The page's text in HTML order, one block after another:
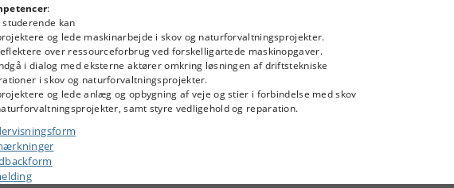
:
studerende kan
og lede maskinarbejde i skov og naturforvaltningsprojekter.
over ressourceforbrug ved forskelligartede maskinopgaver.
i dialog med eksterne aktører omkring løsningen af driftstekniske
i skov og naturforvaltningsprojekter.
og lede anlæg og opbygning af veje og stier i forbindelse med skov
samt styre vedligehold og reparation.